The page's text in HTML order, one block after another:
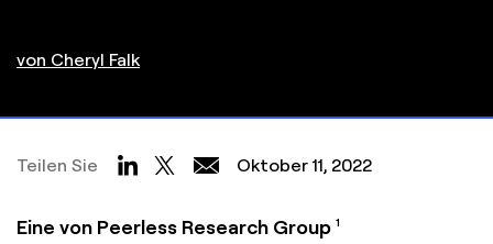
von Cheryl Falk
Teilen Sie Oktober 11, 2022
Eine von Peerless Research Group 1